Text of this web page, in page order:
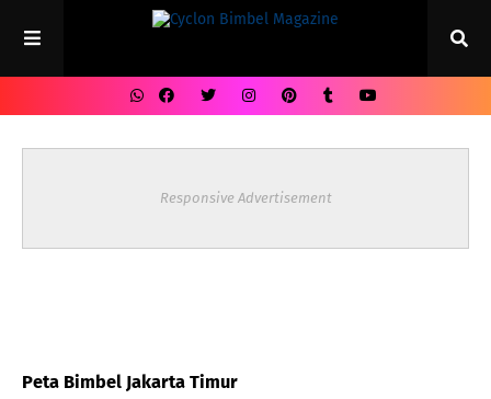
Responsive Advertisement
Peta Bimbel Jakarta Timur